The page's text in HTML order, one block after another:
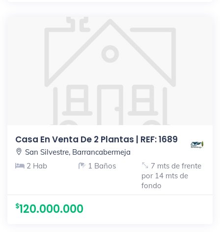
Casa En Venta De 2 Plantas | REF: 1689
San Silvestre, Barrancabermeja
2 Hab
1 Baños
7 mts de frente
por 14 mts de
fondo
120.000.000